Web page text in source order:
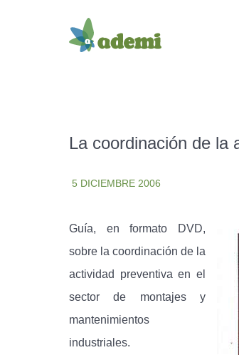
La coordinación de la
5 DICIEMBRE 2006
Guía, en formato DVD,
sobre la coordinación de la
actividad preventiva en el
sector de montajes y
mantenimientos
industriales.